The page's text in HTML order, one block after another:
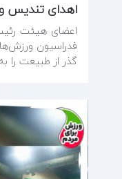
اعضای هیئت
فدراسیون
گذر از طبیعت را